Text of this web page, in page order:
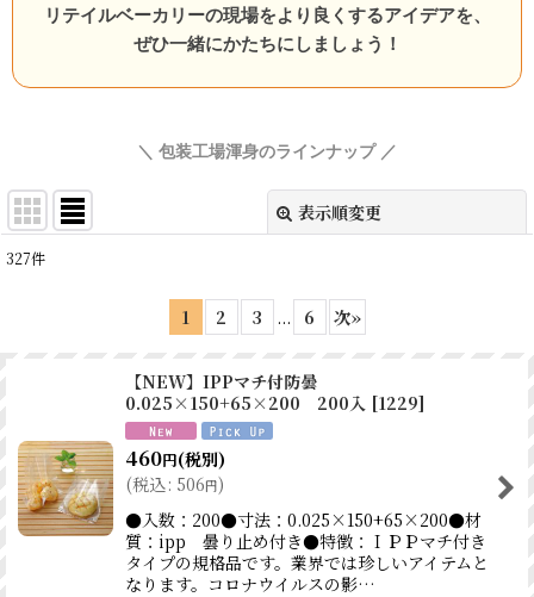
リテイルベーカリーの現場をより良くするアイデアを、
ぜひ一緒にかたちにしましょう！
＼ 包装工場渾身のラインナップ ／
表示順変更
絞り込む
327件
1 2 3 ... 6 次»
【NEW】IPPマチ付防曇
0.025×150+65×200 200入 [1229]
460円(税別)
(税込: 506円)
●入数：200●寸法：0.025×150+65×200●材
質：ipp 曇り止め付き●特徴：ＩＰＰマチ付き
タイプの規格品です。業界では珍しいアイテムと
なります。コロナウイルスの影…